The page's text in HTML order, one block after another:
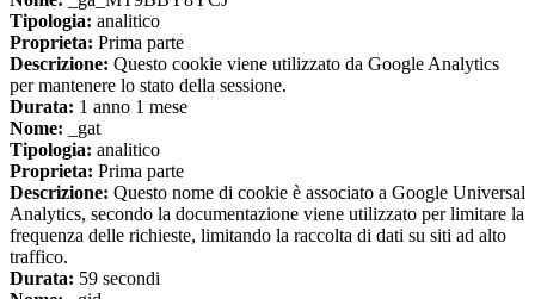
Tipologia: analitico
Proprieta: Prima parte
Descrizione: Questo cookie viene utilizzato da Google Analytics
per mantenere lo stato della sessione.
Durata: 1 anno 1 mese
Nome: _gat
Tipologia: analitico
Proprieta: Prima parte
Descrizione: Questo nome di cookie è associato a Google Universal
Analytics, secondo la documentazione viene utilizzato per limitare la
frequenza delle richieste, limitando la raccolta di dati su siti ad alto
traffico.
Durata: 59 secondi